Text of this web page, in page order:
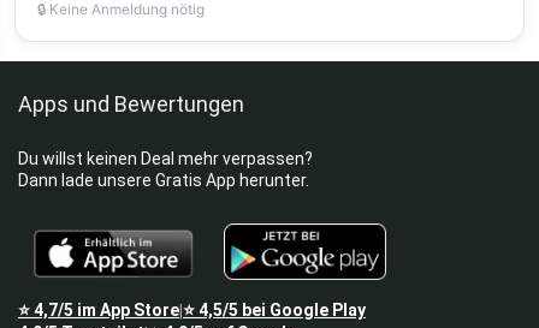
🔒 Keine Anmeldung nötig
Apps und Bewertungen
Du willst keinen Deal mehr verpassen?
Dann lade unsere Gratis App herunter.
⭐4,7/5 im App Store⭐4,5/5 bei Google Play